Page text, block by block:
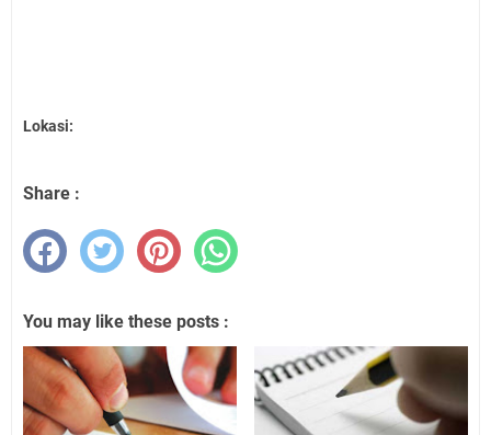
Lokasi:
Share :
You may like these posts :